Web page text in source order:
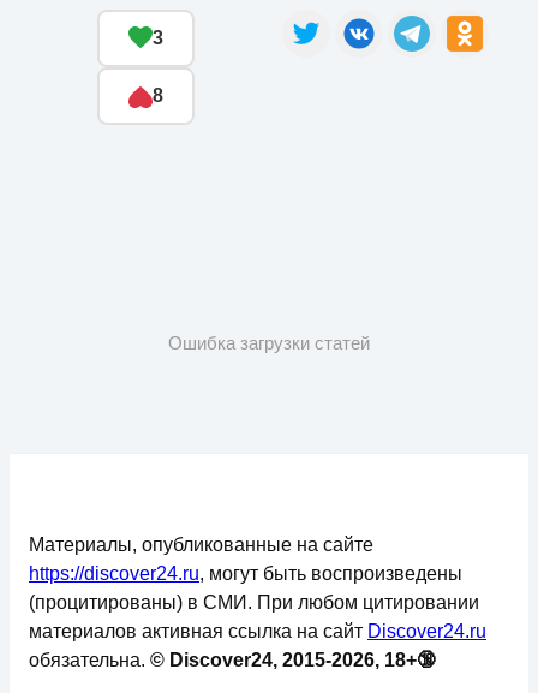
3
8
Ошибка загрузки статей
Материалы, опубликованные на сайте
https://discover24.ru, могут быть воспроизведены
(процитированы) в СМИ. При любом цитировании
материалов активная ссылка на сайт Discover24.ru
обязательна. © Discover24, 2015-2026, 18+🔞